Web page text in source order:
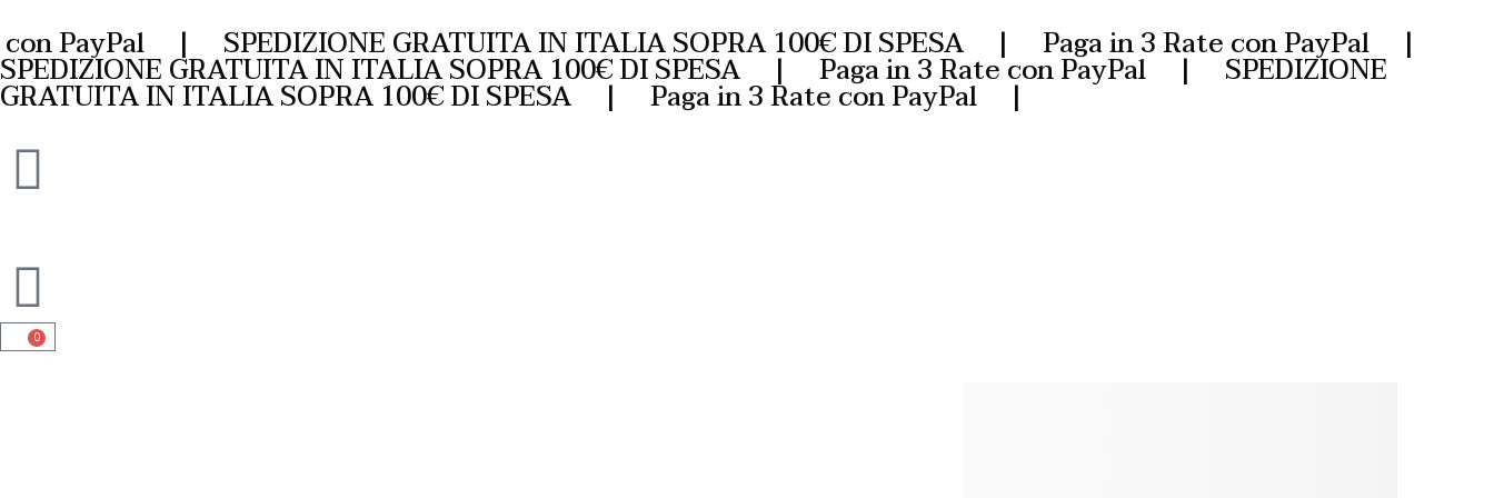
PayPal | SPEDIZIONE GRATUITA IN ITALIA SOPRA 100€ DI SPESA | Paga in 3 Rate con PayPal |
SPEDIZIONE GRATUITA IN ITALIA SOPRA 100€ DI SPESA | Paga in 3 Rate con PayPal | SPEDIZIONE
GRATUITA IN ITALIA SOPRA 100€ DI SPESA | Paga in 3 Rate con PayPal |
0